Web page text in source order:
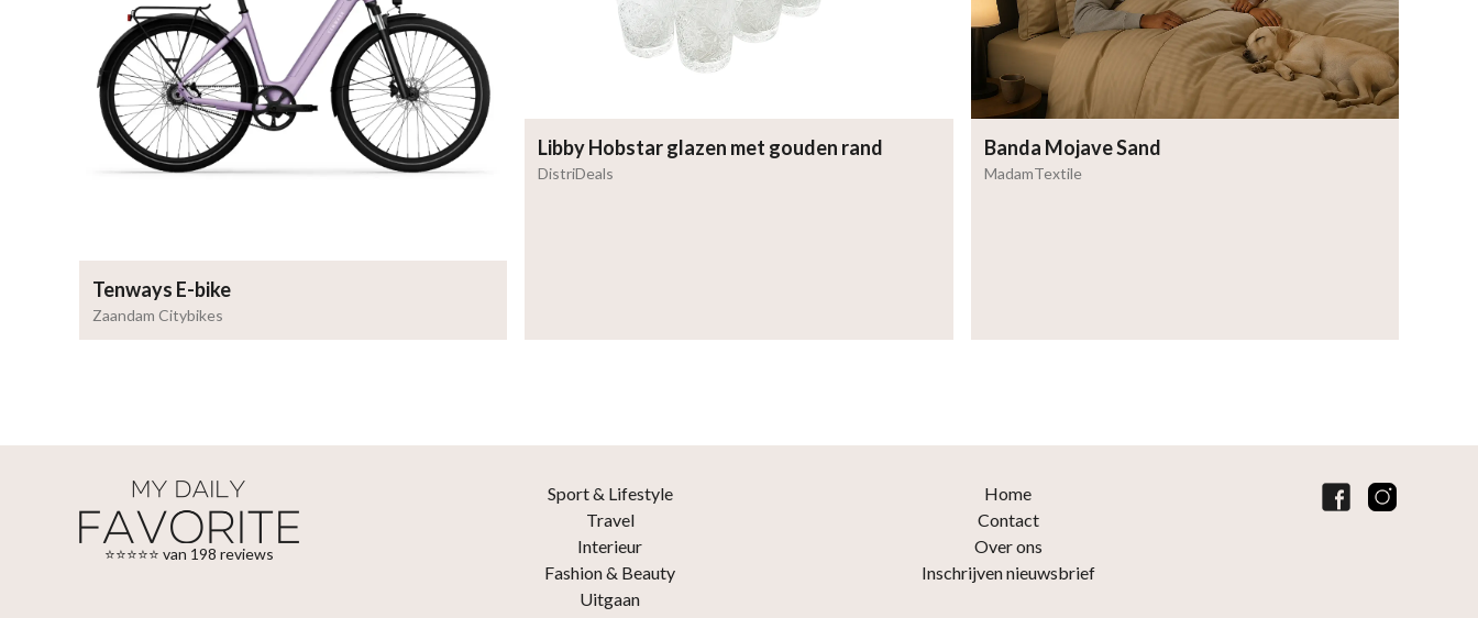
Tenways E-bike
Zaandam Citybikes
Libby Hobstar glazen met gouden rand
DistriDeals
Banda Mojave Sand
MadamTextile
⭐⭐⭐⭐⭐ van 198 reviews
Sport & Lifestyle
Travel
Interieur
Fashion & Beauty
Uitgaan
Home
Contact
Over ons
Inschrijven nieuwsbrief